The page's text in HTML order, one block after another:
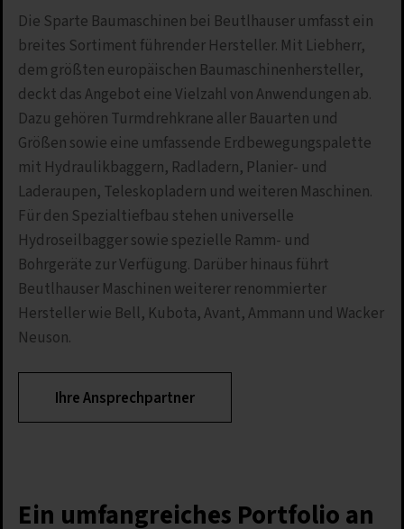
Die Sparte Baumaschinen bei Beutlhauser umfasst ein
breites Sortiment führender Hersteller. Mit Liebherr,
dem größten europäischen Baumaschinenhersteller,
deckt das Angebot eine Vielzahl von Anwendungen ab.
Dazu gehören Turmdrehkrane aller Bauarten und
Größen sowie eine umfassende Erdbewegungspalette
mit Hydraulikbaggern, Radladern, Planier- und
Laderaupen, Teleskopladern und weiteren Maschinen.
Für den Spezialtiefbau stehen universelle
Hydroseilbagger sowie spezielle Ramm- und
Bohrgeräte zur Verfügung. Darüber hinaus führt
Beutlhauser Maschinen weiterer renommierter
Hersteller wie Bell, Kubota, Avant, Ammann und Wacker
Neuson.
Ihre Ansprechpartner
Ein umfangreiches Portfolio an